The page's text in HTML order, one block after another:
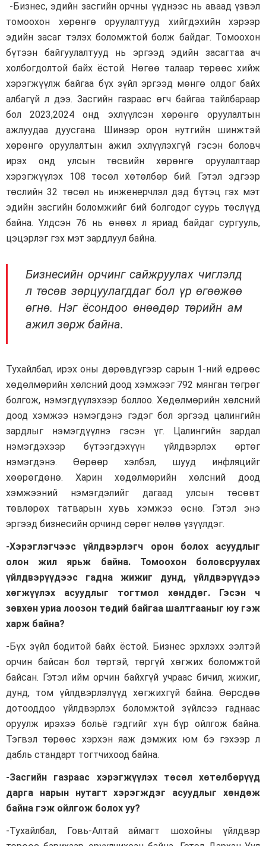
-Бизнес, эдийн засгийн орчны үүднээс нь аваад үзвэл
томоохон хөрөнгө оруулалтууд хийгдэхийн хэрээр
эдийн засаг тэлэх боломжтой болж байдаг. Томоохон
бүтээн байгуулалтууд нь эргээд эдийн засагтаа ач
холбогдолтой байх ёстой. Нөгөө талаар төрөөс хийж
хэрэгжүүлж байгаа бүх зүйл эргээд мөнгө олдог байх
албагүй л дээ. Засгийн газраас өгч байгаа тайлбараар
бол 2023,2024 онд эхлүүлсэн хөрөнгө оруулалтын
ажлуудаа дуусгана. Шинээр орон нутгийн шинжтэй
хөрөнгө оруулалтын ажил эхлүүлэхгүй гэсэн боловч
ирэх онд улсын төсвийн хөрөнгө оруулалтаар
хэрэгжүүлэх 108 төсөл хөтөлбөр бий. Гэтэл эдгээр
төслийн 32 төсөл нь инженерчлэл дэд бүтэц гэх мэт
эдийн засгийн боломжийг бий болгодог суурь төслүүд
байна. Үлдсэн 76 нь өнөөх л яриад байдаг сургууль,
цэцэрлэг гэх мэт зардлуул байна.
Бизнесийн орчинг сайжруулах чиглэлд
л төсөв зөрцуулагддаг бол үр өгөөжөө
өгнө. Нэг ёсондоо өнөөдөр төрийн ам
ажил зөрж байна.
Тухайлбал, ирэх оны дөрөвдүгээр сарын 1-ний өдрөөс
хөдөлмөрийн хөлсний доод хэмжээг 792 мянган төгрөг
болгож, нэмэгдүүлэхээр боллоо. Хөдөлмөрийн хөлсний
доод хэмжээ нэмэгдэнэ гэдэг бол эргээд цалингийн
зардлыг нэмэгдүүлнэ гэсэн үг. Цалингийн зардал
нэмэгдэхээр бүтээгдэхүүн үйлдвэрлэх өртөг
нэмэгдэнэ. Өөрөөр хэлбэл, шууд инфляцийг
хөөрөгдөнө. Харин хөдөлмөрийн хөлсний доод
хэмжээний нэмэгдэлийг дагаад улсын төсөвт
төвлөрөх татварын хувь хэмжээ өснө. Гэтэл энэ
эргээд бизнесийн орчинд сөрөг нөлөө үзүүлдэг.
-Хэрэглэгчээс үйлдвэрлэгч орон болох асуудлыг
олон жил ярьж байна. Томоохон боловсруулах
үйлдвэрүүдээс гадна жижиг дунд, үйлдвэрүүдээ
хөгжүүлэх асуудлыг тогтмол хөнддөг. Гэсэн ч
зөвхөн уриа лоозон төдий байгаа шалтгааныг юу гэж
харж байна?
-Бүх зүйл бодитой байх ёстой. Бизнес эрхлэхх ээлтэй
орчин байсан бол төртэй, төргүй хөгжих боломжтой
байсан. Гэтэл ийм орчин байхгүй учраас бичил, жижиг,
дунд, том үйлдвэрлэлүүд хөгжихгүй байна. Өөрсдөө
дотооддоо үйлдвэрлэх боломжтой зүйлсээ гаднаас
оруулж ирэхээ больё гэдгийг хүн бүр ойлгож байна.
Тэгвэл төрөөс хэрхэн яаж дэмжих юм бэ гэхээр л
дабль стандарт тогтчихоод байна.
-Засгийн газраас хэрэгжүүлэх төсөл хөтөлбөрүүд
дарга нарын нутагт хэрэгждэг асуудлыг хөндөж
байна гэж ойлгож болох уу?
-Тухайлбал, Говь-Алтай аймагт шохойны үйлдвэр